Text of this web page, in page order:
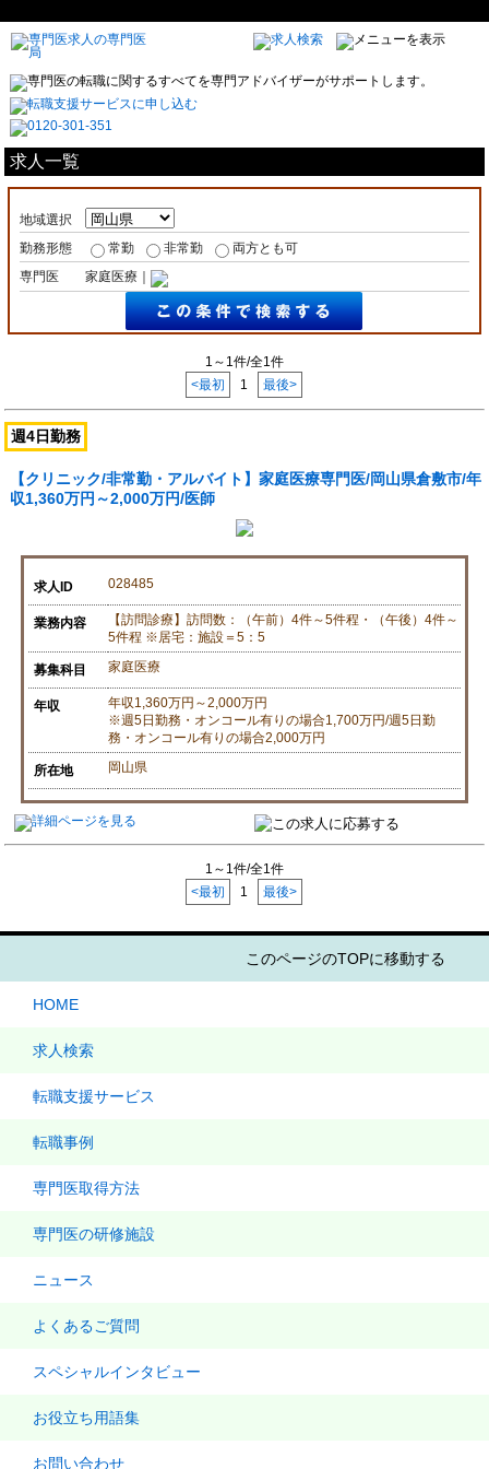
求人一覧
地域選択
勤務形態
常勤 非常勤
両方とも可
専門医
家庭医療｜
1～1件/全1件
<最初
1 最後>
週4日勤務
【クリニック/非常勤・アルバイト】家庭医療専門医/岡山県倉敷市/年
収1,360万円～2,000万円/医師
求人ID 028485
業務内容
【訪問診療】訪問数：（午前）4件～5件程・（午後）4件～
5件程 ※居宅：施設＝5：5
募集科目 家庭医療
年収
年収1,360万円～2,000万円
※週5日勤務・オンコール有りの場合1,700万円/週5日勤
務・オンコール有りの場合2,000万円
所在地 岡山県
1～1件/全1件
<最初
1 最後>
このページのTOPに移動する
HOME
求人検索
転職支援サービス
転職事例
専門医取得方法
専門医の研修施設
ニュース
よくあるご質問
スペシャルインタビュー
お役立ち用語集
お問い合わせ